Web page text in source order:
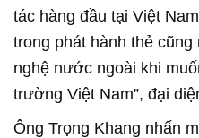
tác hàng đầu tại Việt
trong phát hành thẻ
nghệ nước ngoài khi
trường Việt Nam”, đại
Ông Trọng Khang nhấn